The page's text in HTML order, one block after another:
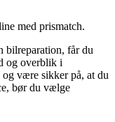
med prismatch.
bilreparation, får du
og overblik i
og være sikker på, at du
bør du vælge